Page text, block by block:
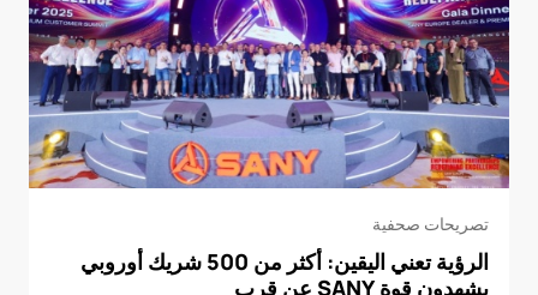
تصريحات صحفية
الرؤية تعني اليقين: أكثر من 500 شريك أوروبي
يشهدون قوة SANY عن قرب